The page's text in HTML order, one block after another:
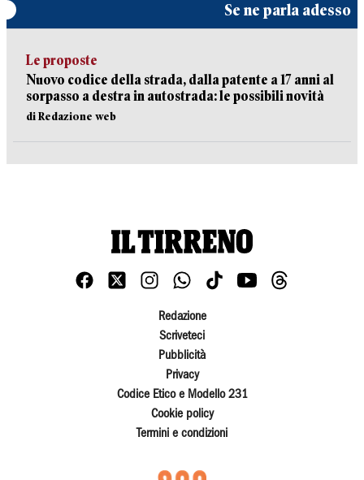
Se ne parla adesso
Le proposte
Nuovo codice della strada, dalla patente a 17 anni al
sorpasso a destra in autostrada: le possibili novità
di Redazione web
Redazione
Scriveteci
Pubblicità
Privacy
Codice Etico e Modello 231
Cookie policy
Termini e condizioni